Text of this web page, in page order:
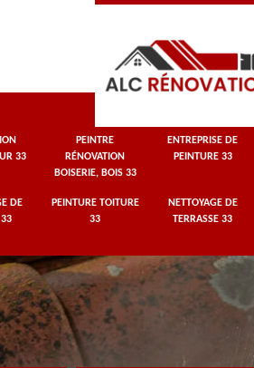
33
PEINTRE
RÉNOVATION
BOISERIE, BOIS 33
ENTREPRISE DE
PEINTURE 33
DE
33
PEINTURE TOITURE
33
NETTOYAGE DE
TERRASSE 33